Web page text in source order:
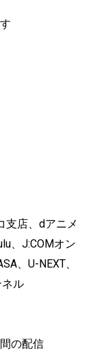
支店、dアニメ
、J:COMオン
、U-NEXT、
ンネル
の配信